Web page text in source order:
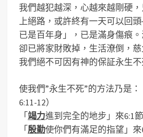
我們越犯越深，心越來越剛硬
上絕路，或許終有一天可以回
已是百年身」，已是滿身傷痕
卻已將家財敗掉，生活潦倒，
我們絕不可因有神的保証永生不
使我們”永生不死”的方法乃是：
6:11-12）
「竭力進到完全的地步」來6:1
「殷勤使你們有滿足的指望」來